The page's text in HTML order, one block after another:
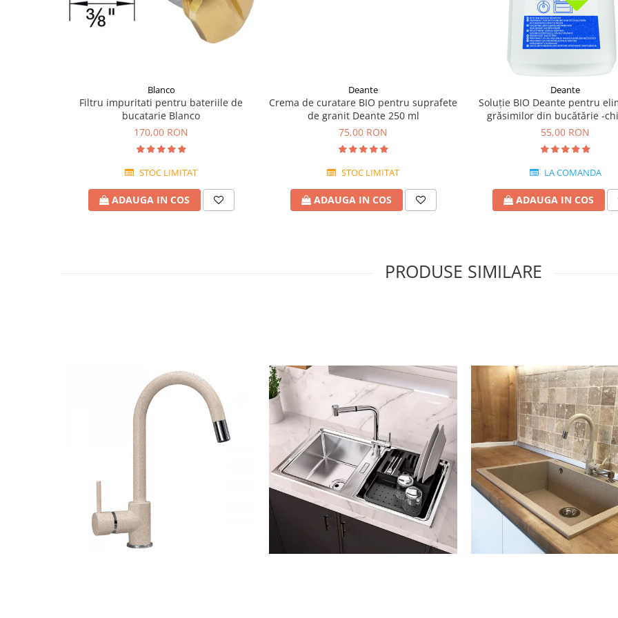
Blanco
Filtru impuritati pentru bateriile de
bucatarie Blanco
170,00 RON
STOC LIMITAT
ADAUGA IN COS
Deante
Crema de curatare BIO pentru suprafete
de granit Deante 250 ml
75,00 RON
STOC LIMITAT
ADAUGA IN COS
Deante
Soluție BIO Deante pentru
grăsimilor din bucătărie -
granit,ceramica si inox
55,00 RON
LA COMANDA
ADAUGA IN COS
PRODUSE SIMILARE